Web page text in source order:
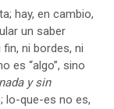
hay, en cambio,
un saber
ni bordes, ni
es “algo”, sino
y sin
lo-que-es no es,